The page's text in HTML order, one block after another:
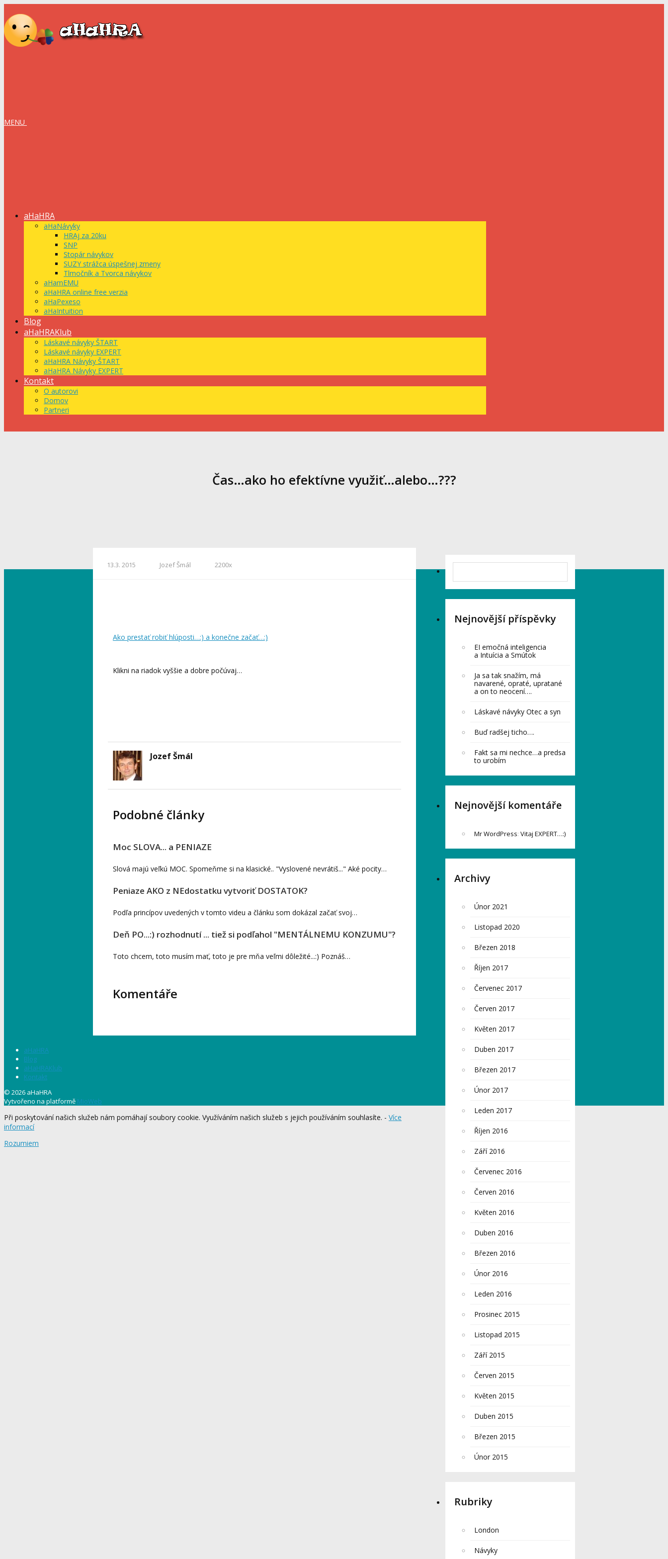
MENU
aHaHRA
aHaNávyky
HRAj za 20ku
SNP
Stopár návykov
SUZY strážca úspešnej zmeny
Tlmočník a Tvorca návykov
aHamEMU
aHaHRA online free verzia
aHaPexeso
aHaIntuition
Blog
aHaHRAKlub
Láskavé návyky ŠTART
Láskavé návyky EXPERT
aHaHRA Návyky ŠTART
aHaHRA Návyky EXPERT
Kontakt
O autorovi
Domov
Partneri
Čas…ako ho efektívne využiť…alebo…???
13.3. 2015 Jozef Šmál 2200x
Ako prestať robiť hlúposti…:) a konečne začať…:)
Klikni na riadok vyššie a dobre počúvaj…
Jozef Šmál
Podobné články
Moc SLOVA... a PENIAZE
Slová majú veľkú MOC. Spomeňme si na klasické.. "Vyslovené nevrátiš..." Aké pocity…
Peniaze AKO z NEdostatku vytvoriť DOSTATOK?
Podľa princípov uvedených v tomto videu a článku som dokázal začať svoj…
Deň PO...:) rozhodnutí ... tiež si podľahol "MENTÁLNEMU KONZUMU"?
Toto chcem, toto musím mať, toto je pre mňa veľmi dôležité...:) Poznáš…
Komentáře
Nejnovější příspěvky
EI emočná inteligencia
a Intuícia a Smútok
Ja sa tak snažím, má
navarené, opraté, upratané
a on to neocení….
Láskavé návyky Otec a syn
Buď radšej ticho….
Fakt sa mi nechce…a predsa
to urobím
Nejnovější komentáře
Mr WordPress:Vitaj EXPERT…:)
Archivy
Únor 2021
Listopad 2020
Březen 2018
Říjen 2017
Červenec 2017
Červen 2017
Květen 2017
Duben 2017
Březen 2017
Únor 2017
Leden 2017
Říjen 2016
Září 2016
Červenec 2016
Červen 2016
Květen 2016
Duben 2016
Březen 2016
Únor 2016
Leden 2016
Prosinec 2015
Listopad 2015
Září 2015
Červen 2015
Květen 2015
Duben 2015
Březen 2015
Únor 2015
Rubriky
London
Návyky
aHaHRA
Blog
aHaHRAKlub
Kontakt
© 2026 aHaHRA
Vytvořeno na platformě MioWeb
Při poskytování našich služeb nám pomáhají soubory cookie. Využíváním našich služeb s jejich používáním souhlasíte. - Více
informací
Rozumiem